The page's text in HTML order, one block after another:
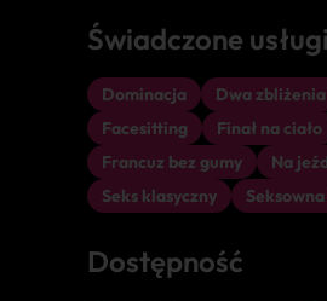
Świadczone usługi
Dominacja Dwa
Facesitting
Finał na ciało
Francuz bez gumy
Na
Seks klasyczny
Dostępność